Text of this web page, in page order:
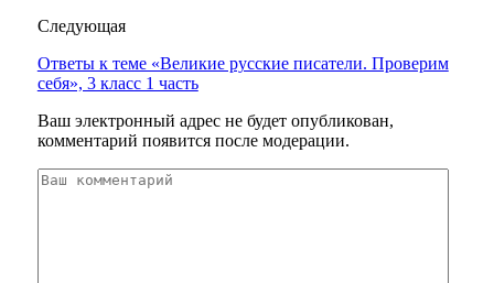
Следующая
Ответы к теме «Великие русские писатели. Проверим
себя», 3 класс 1 часть
Ваш электронный адрес не будет опубликован,
комментарий появится после модерации.